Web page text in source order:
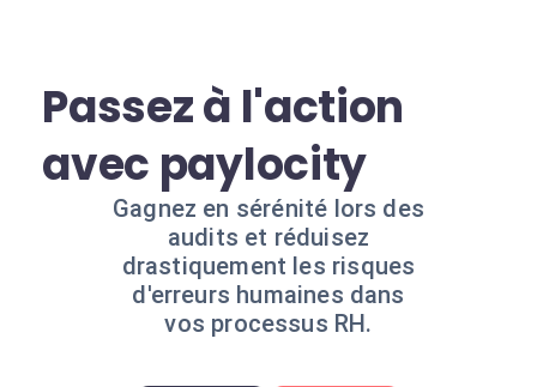
Passez à l'action
avec paylocity
Gagnez en sérénité lors des
audits et réduisez
drastiquement les risques
d'erreurs humaines dans
vos processus RH.